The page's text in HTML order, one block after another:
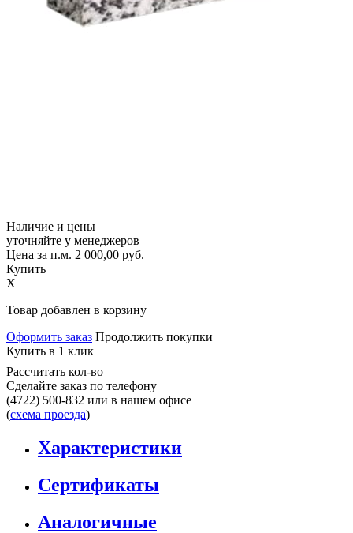
Наличие и цены
уточняйте у менеджеров
Цена за п.м. 2 000,00 руб.
Купить
X
Товар добавлен в корзину
Оформить заказ Продолжить покупки
Купить в 1 клик
Рассчитать кол-во
Сделайте заказ по телефону
(4722) 500-832 или в нашем офисе
(схема проезда)
Характеристики
Сертификаты
Аналогичные